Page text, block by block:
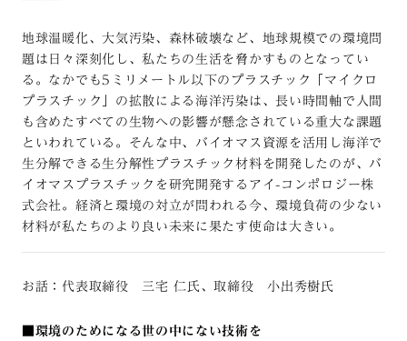
地球温暖化、大気汚染、森林破壊など、地球規模での環境問
題は日々深刻化し、私たちの生活を脅かすものとなってい
る。なかでも5ミリメートル以下のプラスチック「マイクロ
プラスチック」の拡散による海洋汚染は、長い時間軸で人間
も含めたすべての生物への影響が懸念されている重大な課題
といわれている。そんな中、バイオマス資源を活用し海洋で
生分解できる生分解性プラスチック材料を開発したのが、バ
イオマスプラスチックを研究開発するアイ-コンポロジー株
式会社。経済と環境の対立が問われる今、環境負荷の少ない
材料が私たちのより良い未来に果たす使命は大きい。
お話：代表取締役 三宅 仁氏、取締役 小出秀樹氏
■環境のためになる世の中にない技術を